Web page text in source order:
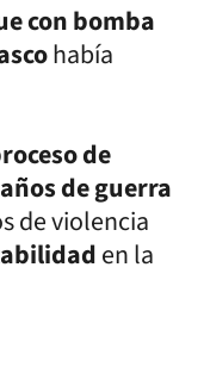
con bomba
había
de
de guerra
de violencia
en la